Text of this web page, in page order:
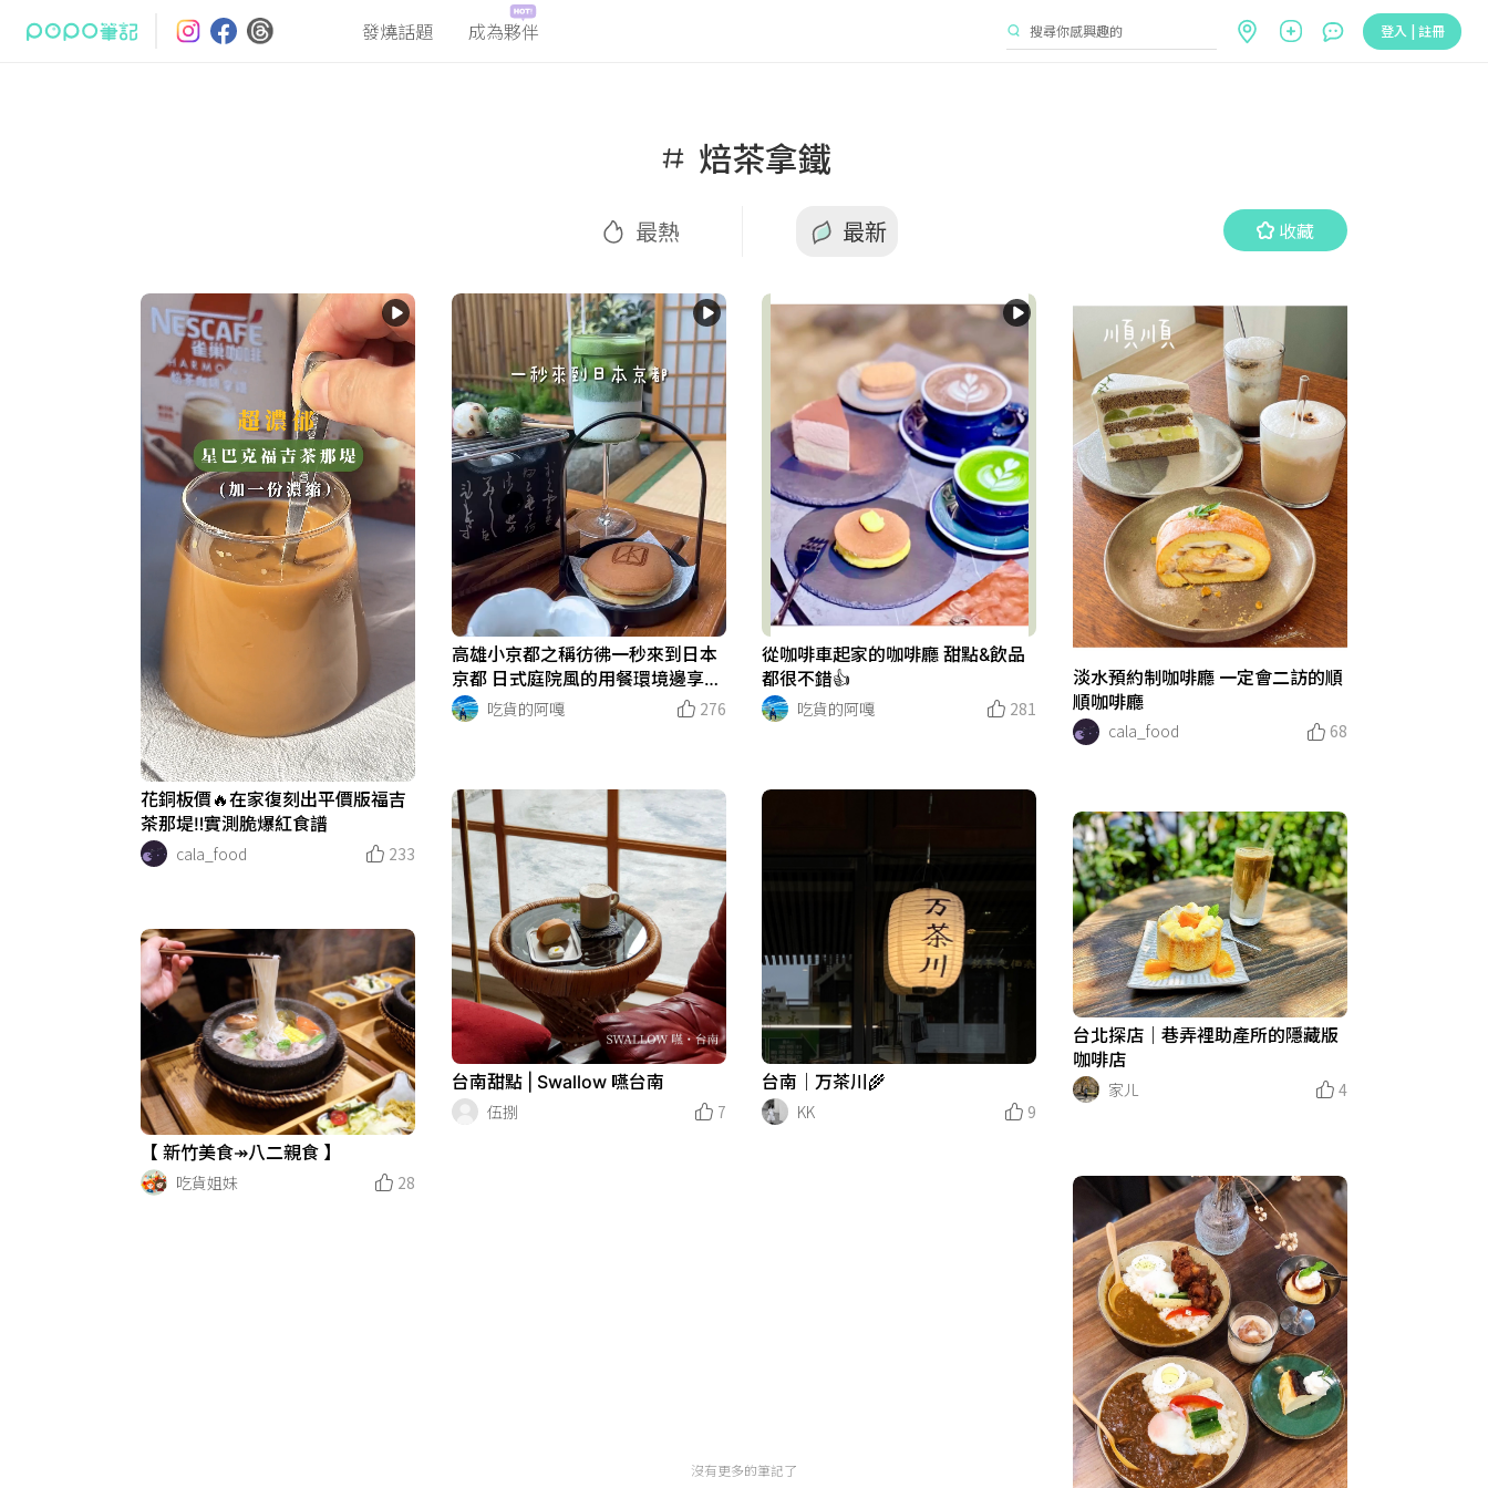
發燒話題 成為夥伴 登入 | 註冊
焙茶拿鐵
最熱 最新 收藏
最熱 收藏
花銅板價🔥在家復刻出平價版福吉
茶那堤‼️實測脆爆紅食譜
cala_food
233
高雄小京都之稱彷彿一秒來到日本
京都 日式庭院風的用餐環境邊享用
下午茶超愜意🥰
吃貨的阿嘎 276
從咖啡車起家的咖啡廳 甜點&飲品
都很不錯👍
吃貨的阿嘎
281
淡水預約制咖啡廳 一定會二訪的順
順咖啡廳
cala_food
68
台南甜點 | Swallow 嚥台南
伍捌
7
台南｜万茶川🌾
KK
9
台北探店｜巷弄裡助產所的隱藏版
咖啡店
家ㄦ
4
【 新竹美食↠八二親食 】
吃貨姐妹
28
沒有更多的筆記了